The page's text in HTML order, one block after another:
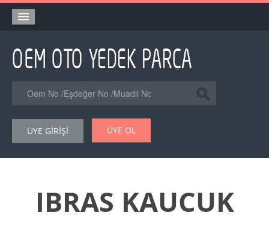
Orjinal Yedek Parça
Eşdeğer Muadil Yedek Parça
Şase Numarası VIN Yedekparça Sorgulama
Hakkımızda
ÜYE GİRİŞİ ÜYE OL
IBRAS KAUCUK